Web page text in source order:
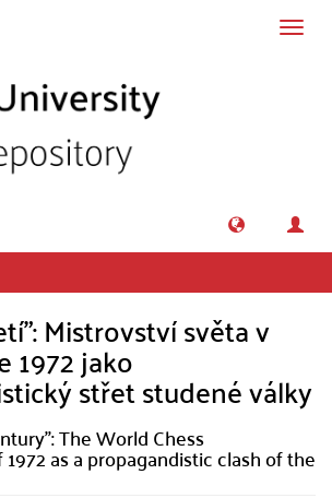
Mistrovství světa v
1972 jako
střet studené války
The World Chess
as a propagandistic clash of the